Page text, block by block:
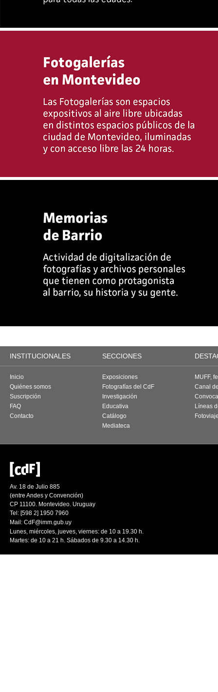
INSTITUCIONALES SECCIONES
Inicio
Quiénes somos
Suscripción
FAQ
Contacto
Exposiciones
Fotografías del CdF
Investigación
Educativa
Catálogo
Mediateca
MUFF,
Canal
Líneas
Av. 18 de Julio 885
(entre Andes y Convención)
CP 11100. Montevideo. Uruguay
Tel: [598 2] 1950 7960
Mail: CdF@imm.gub.uy
Lunes, miércoles, jueves, viernes: de 10 a 19.30 h.
Martes: de 10 a 21 h. Sábados de 9.30 a 14.30 h.